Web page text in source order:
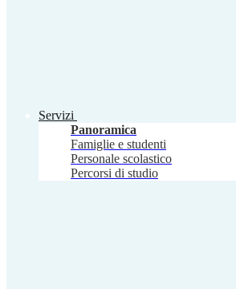
Servizi
Panoramica
Famiglie e studenti
Personale scolastico
Percorsi di studio